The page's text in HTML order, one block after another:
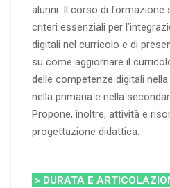
alunni. Il corso di formazione
criteri essenziali per
digitali nel curricolo e di
su come aggiornare il
delle competenze digitali nella
nella primaria e nella
Propone, inoltre, attività e
progettazione didattica.
> DURATA E